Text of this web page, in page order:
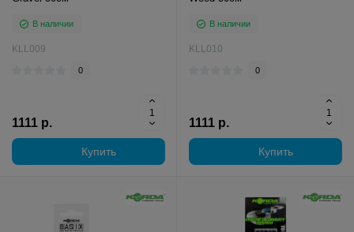
В наличии
KLL009
0
1111 р.
Купить
В наличии
KLL010
0
1111 р.
Купить